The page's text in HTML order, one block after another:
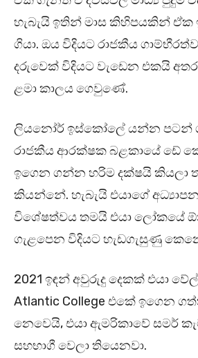
හැබැයි ඉතින් මාස කිහිපයකින් ඒක
ගියා. ඔය විදියට රාජකීය
දරුවෙක් විදියට වැඩෙන එකයි අතර
ළමා කාලය ගෙවුණේ.
ලියනෝර් ඉස්කෝලේ යන්න පටන්
රාජකීය ආරක්ෂක බළකායේ ඩේ
ඉගෙන ගන්න හරිම දක්ෂයි කියලා
කියන්නේ. හැබැයි එයාගේ
විශේෂත්වය තමයි එයා ලෝකයේ
ගැළපෙන විදියට හැඩගැසුණු
2021 ඉඳන් අවුරුදු දෙකක් එයා
Atlantic College එකේ ඉගෙන
නෙවෙයි, එයා ඇමරිකාවේ සමර්
සහභාගී වෙලා තියෙනවා.